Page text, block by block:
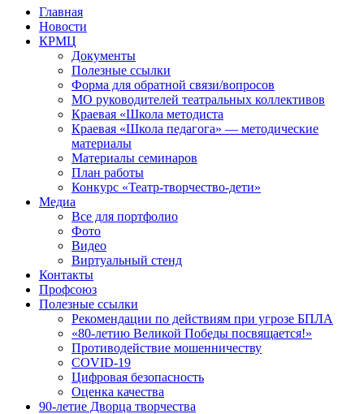
Главная
Новости
КРМЦ
Документы
Полезные ссылки
Форма для обратной связи/вопросов
МО руководителей театральных коллективов
Краевая «Школа методиста
Краевая «Школа педагога» — методические
материалы
Материалы семинаров
План работы
Конкурс «Театр-творчество-дети»
Медиа
Все для портфолио
Фото
Видео
Виртуальный стенд
Контакты
Профсоюз
Полезные ссылки
Рекомендации по действиям при угрозе БПЛА
«80-летию Великой Победы посвящается!»
Противодействие мошенничеству
COVID-19
Цифровая безопасность
Оценка качества
90-летие Дворца творчества